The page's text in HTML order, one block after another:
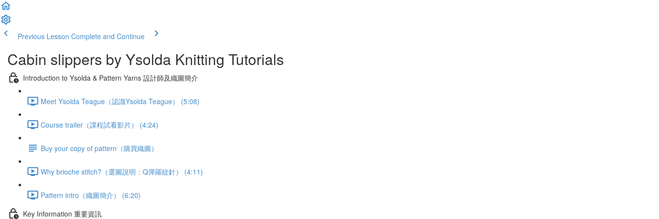
Previous Lesson Complete and Continue
Cabin slippers by Ysolda Knitting Tutorials
Introduction to Ysolda & Pattern Yarns 設計師及織圖簡介
Meet Ysolda Teague（認識Ysolda Teague） (5:08)
Course trailer（課程試看影片） (4:24)
Buy your copy of pattern（購買織圖）
Why brioche stitch?（選圖說明：Q彈羅紋針） (4:11)
Pattern intro（織圖簡介） (6:20)
Key Information 重要資訊